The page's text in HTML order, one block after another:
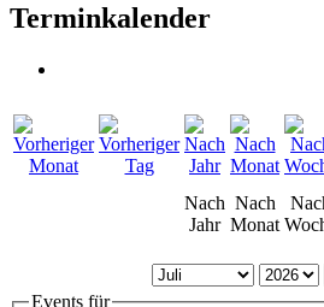
Terminkalender
Nach
Jahr
Nach
Monat
Events für